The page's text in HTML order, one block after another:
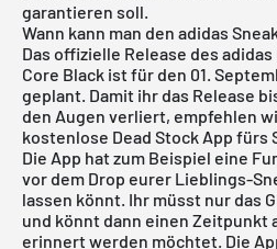
garantieren soll.
Wann kann man den adidas
Das offizielle Release des
Core Black ist für den 01.
geplant. Damit ihr das Release
den Augen verliert, empfehlen
kostenlose Dead Stock App fürs
Die App hat zum Beispiel eine
vor dem Drop eurer Lieblings-
lassen könnt. Ihr müsst nur das
und könnt dann einen Zeitpunkt
erinnert werden möchtet. Die